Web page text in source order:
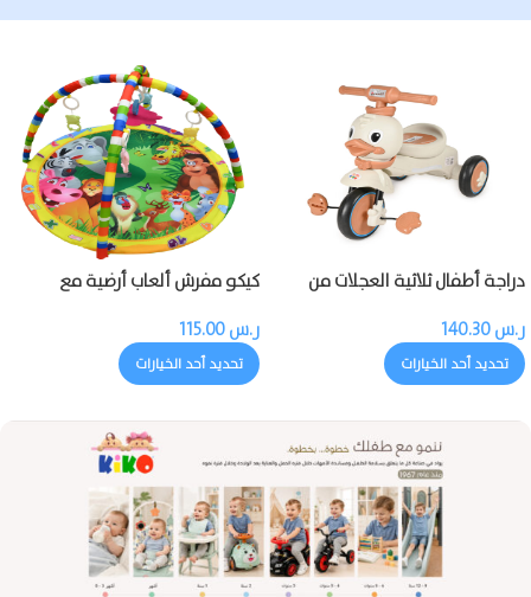
دراجة أطفال ثلاثية العجلات من
ر.س
تحديد أحد الخيارات
كيكو مفرش ألعاب أرضية مع
ر.س
تحديد أحد الخيارات